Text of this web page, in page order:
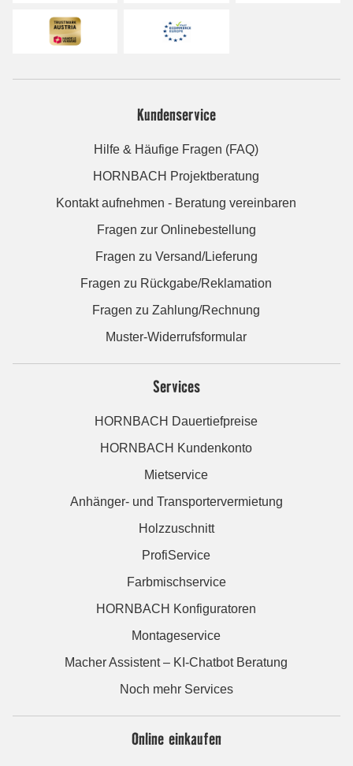
Kundenservice
Hilfe & Häufige Fragen (FAQ)
HORNBACH Projektberatung
Kontakt aufnehmen - Beratung vereinbaren
Fragen zur Onlinebestellung
Fragen zu Versand/Lieferung
Fragen zu Rückgabe/Reklamation
Fragen zu Zahlung/Rechnung
Muster-Widerrufsformular
Services
HORNBACH Dauertiefpreise
HORNBACH Kundenkonto
Mietservice
Anhänger- und Transportervermietung
Holzzuschnitt
ProfiService
Farbmischservice
HORNBACH Konfiguratoren
Montageservice
Macher Assistent – KI-Chatbot Beratung
Noch mehr Services
Online einkaufen